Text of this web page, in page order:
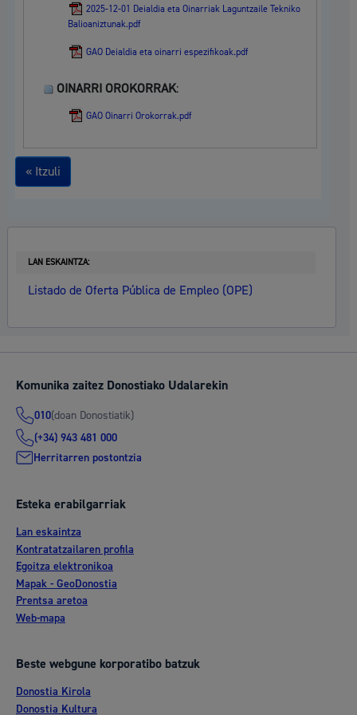
2025-12-01 Deialdia eta Oinarriak Laguntzaile Tekniko
Balioaniztunak.pdf
GAO Deialdia eta oinarri espezifikoak.pdf
OINARRI OROKORRAK:
GAO Oinarri Orokorrak.pdf
« Itzuli
LAN ESKAINTZA:
Listado de Oferta Pública de Empleo (OPE)
Komunika zaitez Donostiako Udalarekin
010(doan Donostiatik)
(+34) 943 481 000
Herritarren postontzia
Esteka erabilgarriak
Lan eskaintza
Kontratatzailaren profila
Egoitza elektronikoa
Mapak - GeoDonostia
Prentsa aretoa
Web-mapa
Beste webgune korporatibo batzuk
Donostia Kirola
Donostia Kultura